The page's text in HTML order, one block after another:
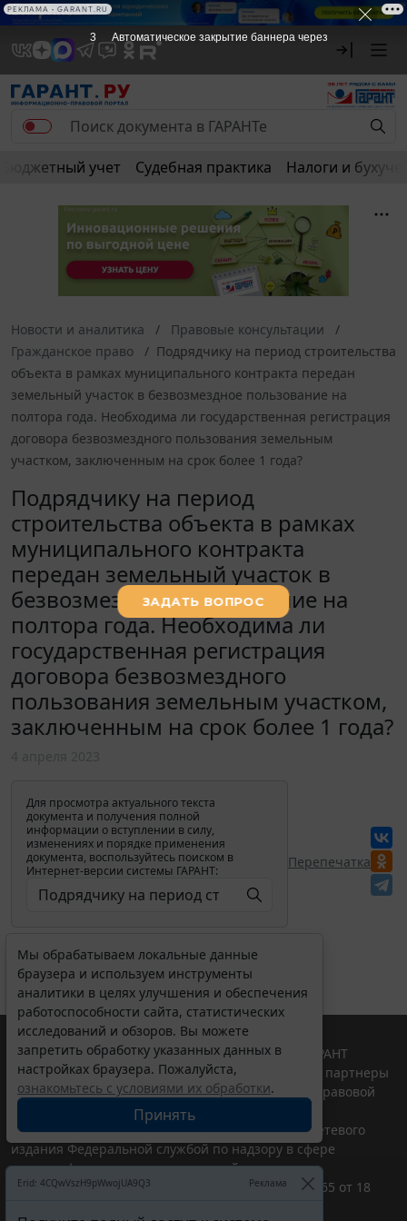
РЕКЛАМА
Бюджетный учет Судебная практика Налоги и
Новости и аналитика
Правовые консультации
Гражданское право
Подрядчику на период строительства
объекта в рамках муниципального контракта передан
земельный участок в безвозмездное пользование на
полтора года. Необходима ли государственная регистрация
договора безвозмездного пользования земельным
участком, заключенным на срок более 1 года?
Подрядчику на период
строительства объекта в рамках
муниципального контракта
передан земельный участок в
безвозмездное пользование на
полтора года. Необходима ли
государственная регистрация
договора безвозмездного
пользования земельным участком,
заключенным на срок более 1 года?
Для просмотра актуального текста
документа и получения полной
информации о вступлении в силу,
изменениях и порядке применения
документа, воспользуйтесь поиском в
Интернет-версии системы ГАРАНТ:
Перепечатка
Мы обрабатываем локальные данные
браузера и используем инструменты
аналитики в целях улучшения и обеспечения
работоспособности сайта, статистических
исследований и обзоров. Вы можете
запретить обработку указанных данных в
настройках браузера. Пожалуйста,
ознакомьтесь с условиями их обработки.
Принять
Erid: 4CQwVszH9pWwojUA9Q3 Реклама
© ООО "НПП "ГАРАНТ-СЕРВИС", 2026. Система ГАРАНТ
выпускается с 1990 года. Компания "Гарант" и ее партнеры
являются участниками Российской ассоциации правовой
информации ГАРАНТ.
Портал ГАРАНТ.РУ зарегистрирован в качестве сетевого
издания Федеральной службой по надзору в сфере
связи,информационных технологий и массовых
коммуникаций (Роскомнадзором), Эл № ФС77-58365 от 18
3 Автоматическое закрытие баннера через
РЕКЛАМА • GARANT.RU